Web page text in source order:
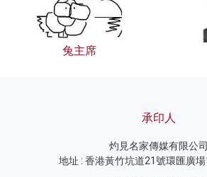
兔主席
承印人
灼見名家傳媒有限公司
地址 : 香港黃竹坑道21號環匯廣